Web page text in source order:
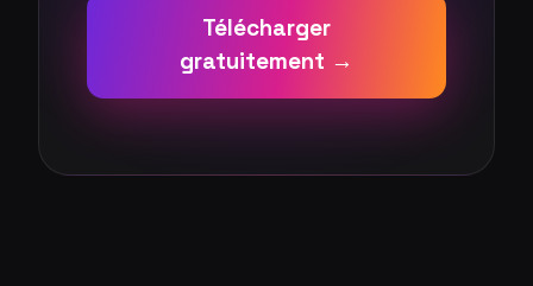
Télécharger
gratuitement →